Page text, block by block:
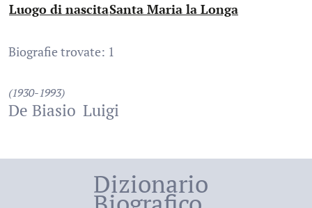
Luogo di nascita
:Santa Maria la Longa
Biografie trovate: 1
(1930-1993)
De Biasio Luigi
Dizionario